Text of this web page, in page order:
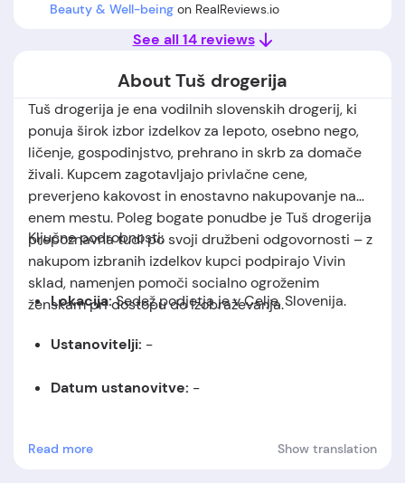
Beauty & Well-being on RealReviews.io
See all 14 reviews
About Tuš drogerija
Tuš drogerija je ena vodilnih slovenskih drogerij, ki
ponuja širok izbor izdelkov za lepoto, osebno nego,
ličenje, gospodinjstvo, prehrano in skrb za domače
živali. Kupcem zagotavljajo privlačne cene,
preverjeno kakovost in enostavno nakupovanje na
enem mestu. Poleg bogate ponudbe je Tuš drogerija
prepoznavna tudi po svoji družbeni odgovornosti – z
nakupom izbranih izdelkov kupci podpirajo Vivin
sklad, namenjen pomoči socialno ogroženim
ženskam pri dostopu do izobraževanja.
Ključne podrobnosti:
Lokacija:Sedež podjetja je v Celje, Slovenija.
Ustanovitelji: -
Datum ustanovitve: -
Read more Show translation